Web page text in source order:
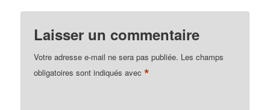
Laisser un commentaire
Votre adresse e-mail ne sera pas publiée. Les champs
obligatoires sont indiqués avec*